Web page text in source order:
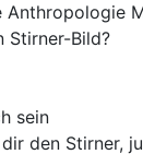
Anthropologie
Stirner-Bild?
sein
den Stirner,